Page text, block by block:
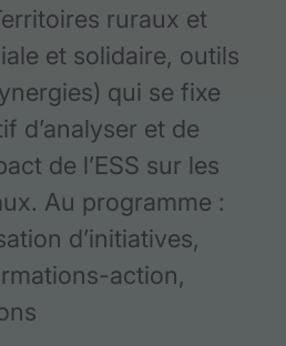
ruraux et
et solidaire, outils
qui se fixe
d’analyser et de
de l’ESS sur les
Au programme :
d’initiatives,
action,